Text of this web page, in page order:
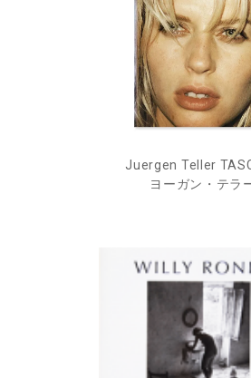
Juergen Teller
ヨーガン・テラ